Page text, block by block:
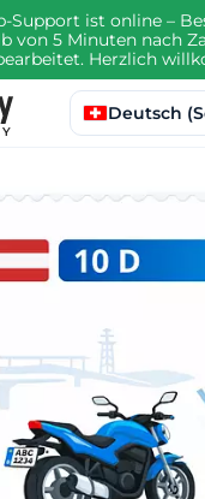
Support ist online –
von 5 Minuten nach
Herzlich
Sprache
Deutsch